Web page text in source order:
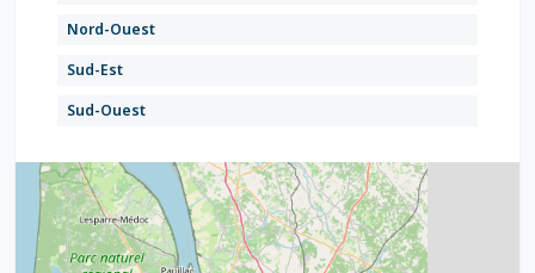
Nord-Ouest
Sud-Est
Sud-Ouest